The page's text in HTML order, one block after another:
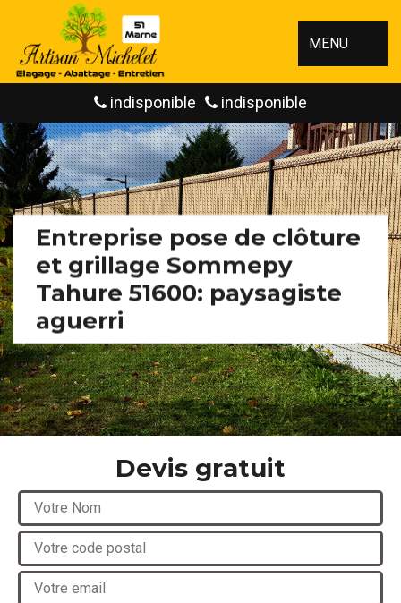
MENU
indisponible indisponible
Entreprise pose de clôture
et grillage Sommepy
Tahure 51600: paysagiste
aguerri
Devis gratuit